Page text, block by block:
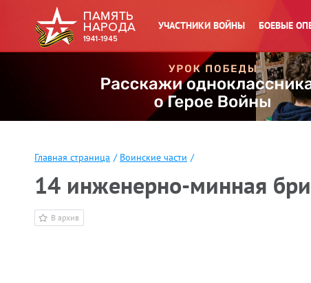
УЧАСТНИКИ ВОЙНЫ БОЕВЫЕ
Главная страница / Воинские части /
14 инженерно-минная
В архив